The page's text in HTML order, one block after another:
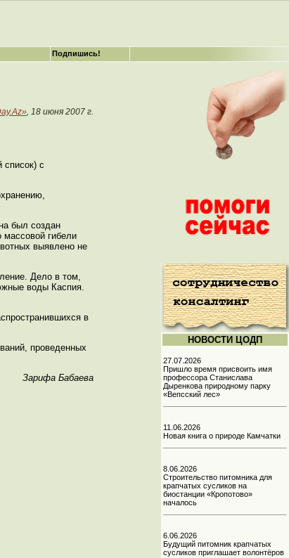
, 18 июня 2007 г.
список) с
был создан
гибели
выявлено не
Дело в том,
воды Каспия.
в
проведенных
Зарифа Бабаева
НОВОСТИ ЦОДП
27.07.2026
Пришло время присвоить имя
профессора Станислава
Дыренкова природному парку
«Вепсский лес»
11.06.2026
Новая книга о природе Камчатки
8.06.2026
Строительство питомника для
крапчатых сусликов на
биостанции «Кропотово»
началось
6.06.2026
Будущий питомник крапчатых
сусликов приглашает волонтёров
Подпишись!